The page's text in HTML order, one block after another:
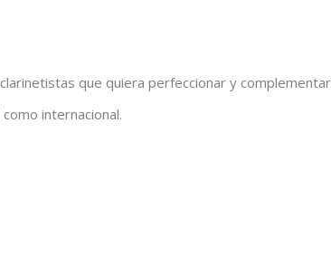
que quiera perfeccionar y
internacional.